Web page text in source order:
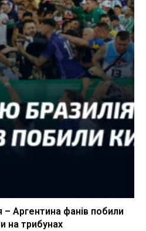
Аргентина фанів побили
на трибунах